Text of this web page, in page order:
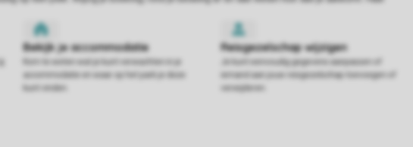
Kom te weten wat je kunt verwachten in je
accommodatie en waar op het park je deze
kunt vinden.
Je kunt eenvoudig gegevens aanpassen of
iemand aan jouw reisgezelschap toevoegen of
verwijderen.